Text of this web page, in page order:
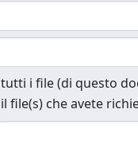
tutti i file (di questo
il file(s) che avete